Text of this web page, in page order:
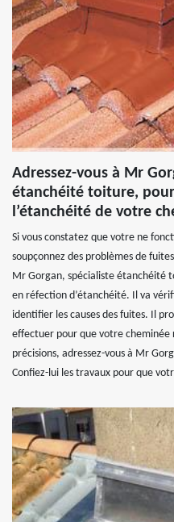
Adressez-vous à Mr
étanchéité toiture,
l’étanchéité de votre
Si vous constatez que votre ne
soupçonnez des problèmes de
Mr Gorgan, spécialiste étanchéité
en réfection d’étanchéité. Il va
identifier les causes des fuites. Il
effectuer pour que votre cheminée
précisions, adressez-vous à Mr
Confiez-lui les travaux pour que